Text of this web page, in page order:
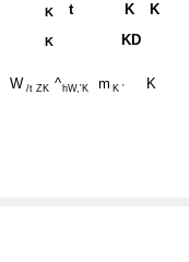
W /t ZK ^ hW,'K m K ' K
K t K K
K KD